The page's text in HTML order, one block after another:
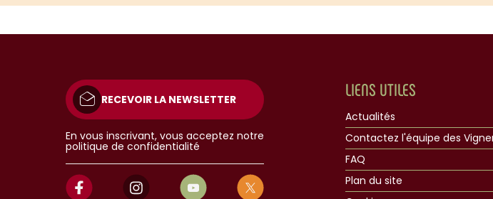
RECEVOIR LA NEWSLETTER
En vous inscrivant, vous acceptez notre
politique de confidentialité
LIENS UTILES
Actualités
Contactez l'équipe des
FAQ
Plan du site